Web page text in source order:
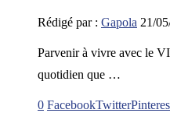
Rédigé par : Gapola 21/
Parvenir à vivre avec le
quotidien que …
0 FacebookTwitter